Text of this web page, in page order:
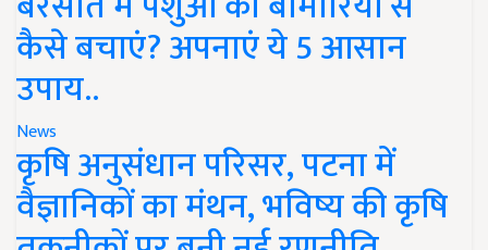
कैसे बचाएं? अपनाएं ये 5 आसान
उपाय..
News
कृषि अनुसंधान परिसर, पटना में
वैज्ञानिकों का मंथन, भविष्य की कृषि